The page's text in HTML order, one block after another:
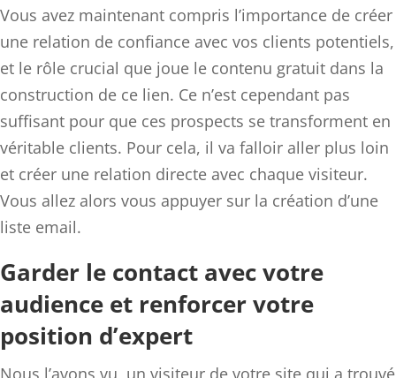
Vous avez maintenant compris l’importance de créer
une relation de confiance avec vos clients potentiels,
et le rôle crucial que joue le contenu gratuit dans la
construction de ce lien. Ce n’est cependant pas
suffisant pour que ces prospects se transforment en
véritable clients. Pour cela, il va falloir aller plus loin
et créer une relation directe avec chaque visiteur.
Vous allez alors vous appuyer sur la création d’une
liste email.
Garder le contact avec votre
audience et renforcer votre
position d’expert